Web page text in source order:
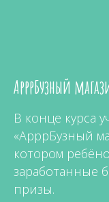
АрррБузный
В конце курса
«АрррБузный
котором
заработанные
призы.